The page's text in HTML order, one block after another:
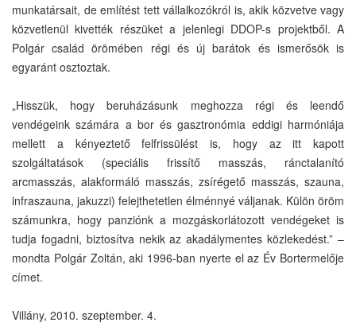
munkatársait, de említést tett vállalkozókról is, akik közvetve vagy
közvetlenül kivették részüket a jelenlegi DDOP-s projektből. A
Polgár család örömében régi és új barátok és ismerősök is
egyaránt osztoztak.
„Hisszük, hogy beruházásunk meghozza régi és leendő
vendégeink számára a bor és gasztronómia eddigi harmóniája
mellett a kényeztető felfrissülést is, hogy az itt kapott
szolgáltatások (speciális frissítő masszás, ránctalanító
arcmasszás, alakformáló masszás, zsírégető masszás, szauna,
infraszauna, jakuzzi) felejthetetlen élménnyé váljanak. Külön öröm
számunkra, hogy panziónk a mozgáskorlátozott vendégeket is
tudja fogadni, biztosítva nekik az akadálymentes közlekedést.” –
mondta Polgár Zoltán, aki 1996-ban nyerte el az Év Bortermelője
címet.
Villány, 2010. szeptember. 4.